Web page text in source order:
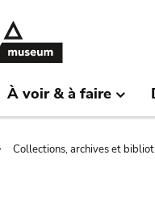
À voir & à faire
Collections, archives et